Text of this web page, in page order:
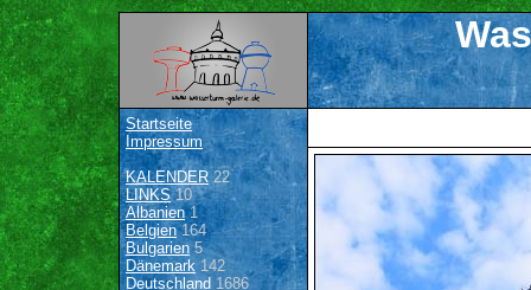
Startseite
Impressum
KALENDER22
LINKS10
Albanien1
Belgien164
Bulgarien 5
Dänemark142
Deutschland 1686